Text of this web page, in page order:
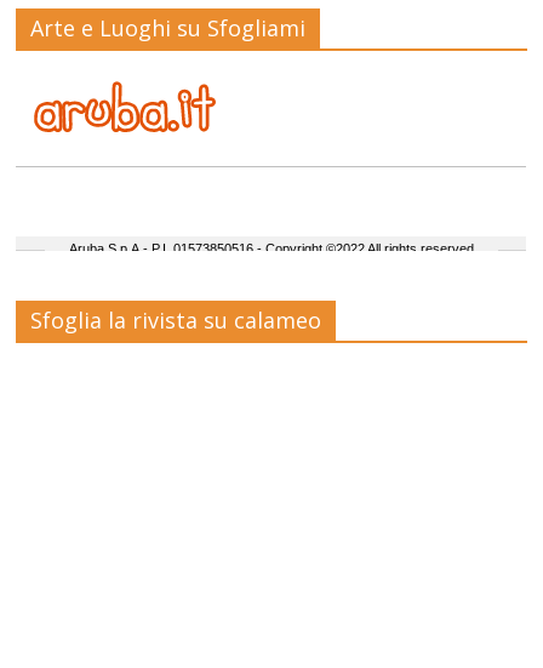
Arte e Luoghi su Sfogliami
Sfoglia la rivista su calameo